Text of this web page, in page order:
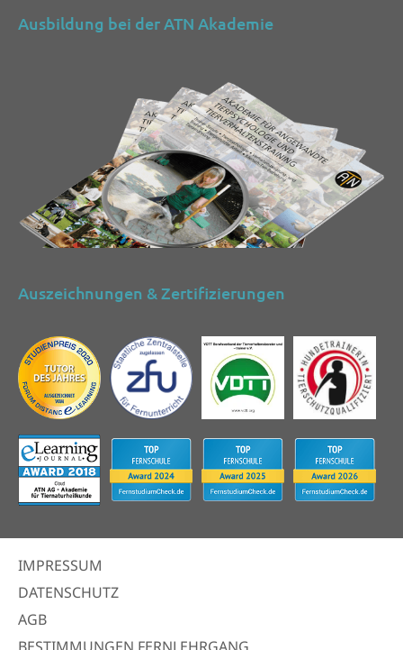
Ausbildung bei der ATN Akademie
Auszeichnungen & Zertifizierungen
IMPRESSUM
DATENSCHUTZ
AGB